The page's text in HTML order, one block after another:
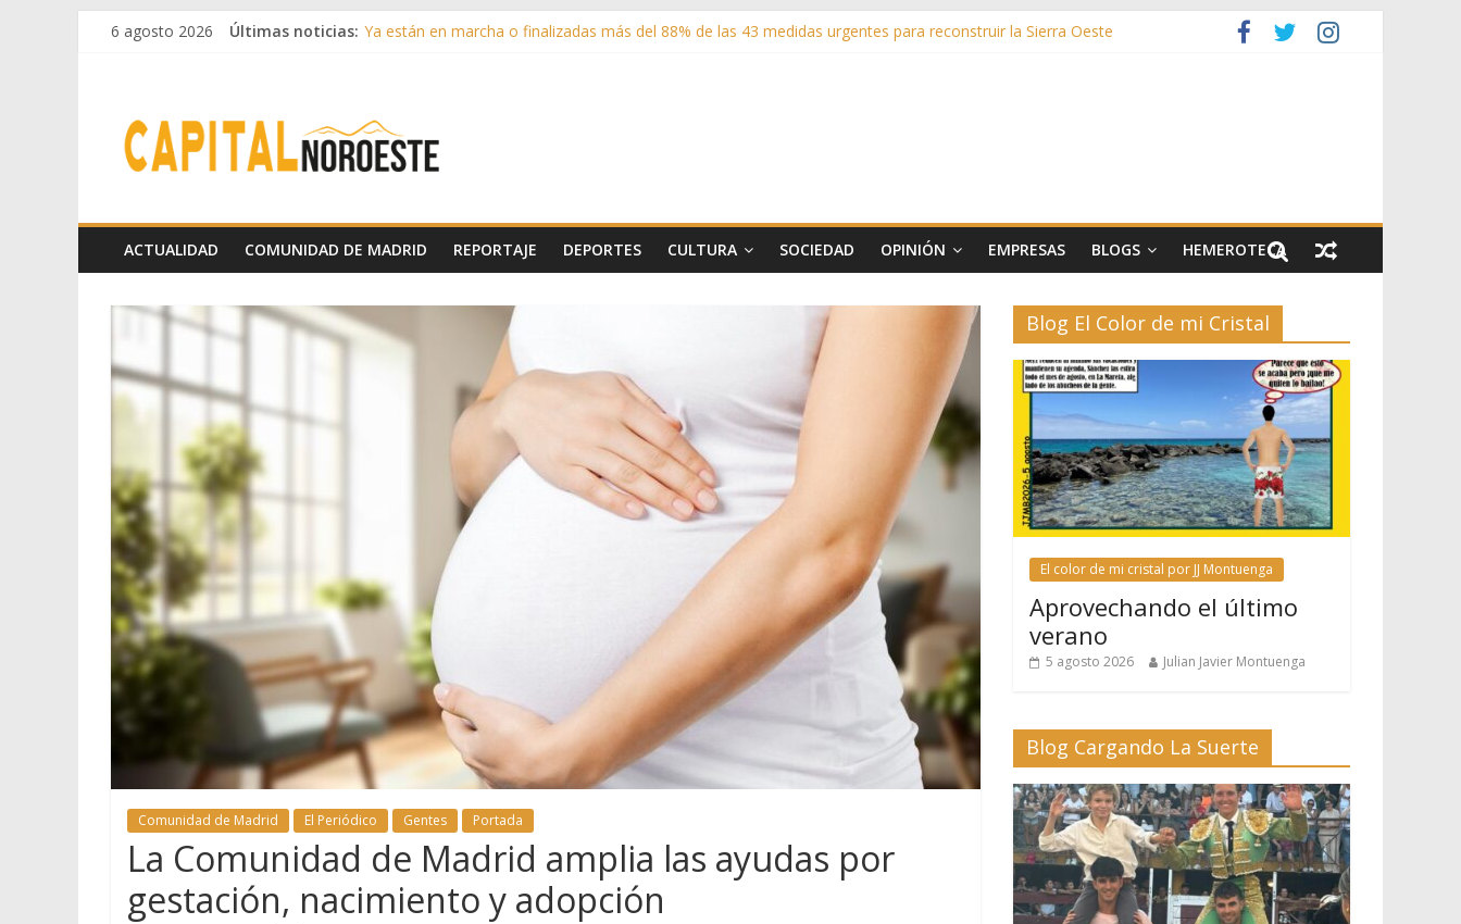
6 agosto 2026 Últimas noticias: Ya están en marcha o finalizadas más del 88% de las 43 medidas urgentes para reconstruir la Sierra Oeste
Guadarrama abre matricula 2026-2027 del Aula de Humanidades
ACTUALIDAD COMUNIDAD DE MADRID REPORTAJE DEPORTES CULTURA SOCIEDAD OPINIÓN EMPRESAS BLOGS HEMEROTECA
Comunidad de Madrid El Periódico Gentes Portada
La Comunidad de Madrid amplia las ayudas por
gestación, nacimiento y adopción
Blog El Color de mi Cristal
El color de mi cristal por JJ Montuenga
Aprovechando el último
verano
5 agosto 2026 Julian Javier Montuenga
Blog Cargando La Suerte